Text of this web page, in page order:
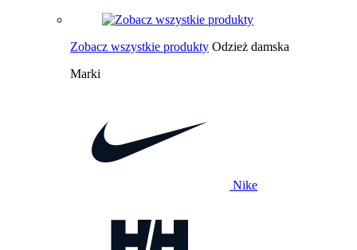
Zobacz wszystkie produkty Odzież damska
Marki
Nike